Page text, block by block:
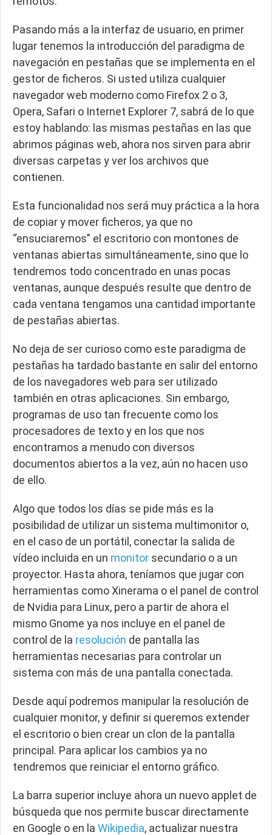
Pasando más a la interfaz de usuario, en primer
lugar tenemos la introducción del paradigma de
navegación en pestañas que se implementa en el
gestor de ficheros. Si usted utiliza cualquier
navegador web moderno como Firefox 2 o 3,
Opera, Safari o Internet Explorer 7, sabrá de lo que
estoy hablando: las mismas pestañas en las que
abrimos páginas web, ahora nos sirven para abrir
diversas carpetas y ver los archivos que
contienen.
Esta funcionalidad nos será muy práctica a la hora
de copiar y mover ficheros, ya que no
“ensuciaremos” el escritorio con montones de
ventanas abiertas simultáneamente, sino que lo
tendremos todo concentrado en unas pocas
ventanas, aunque después resulte que dentro de
cada ventana tengamos una cantidad importante
de pestañas abiertas.
No deja de ser curioso como este paradigma de
pestañas ha tardado bastante en salir del entorno
de los navegadores web para ser utilizado
también en otras aplicaciones. Sin embargo,
programas de uso tan frecuente como los
procesadores de texto y en los que nos
encontramos a menudo con diversos
documentos abiertos a la vez, aún no hacen uso
de ello.
Algo que todos los días se pide más es la
posibilidad de utilizar un sistema multimonitor o,
en el caso de un portátil, conectar la salida de
vídeo incluida en un monitor secundario o a un
proyector. Hasta ahora, teníamos que jugar con
herramientas como Xinerama o el panel de control
de Nvidia para Linux, pero a partir de ahora el
mismo Gnome ya nos incluye en el panel de
control de la resolución de pantalla las
herramientas necesarias para controlar un
sistema con más de una pantalla conectada.
Desde aquí podremos manipular la resolución de
cualquier monitor, y definir si queremos extender
el escritorio o bien crear un clon de la pantalla
principal. Para aplicar los cambios ya no
tendremos que reiniciar el entorno gráfico.
La barra superior incluye ahora un nuevo applet de
búsqueda que nos permite buscar directamente
en Google o en la Wikipedia, actualizar nuestra